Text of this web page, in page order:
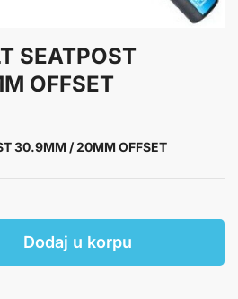
SEATPOST
OFFSET
30.9MM / 20MM OFFSET
Dodaj u korpu